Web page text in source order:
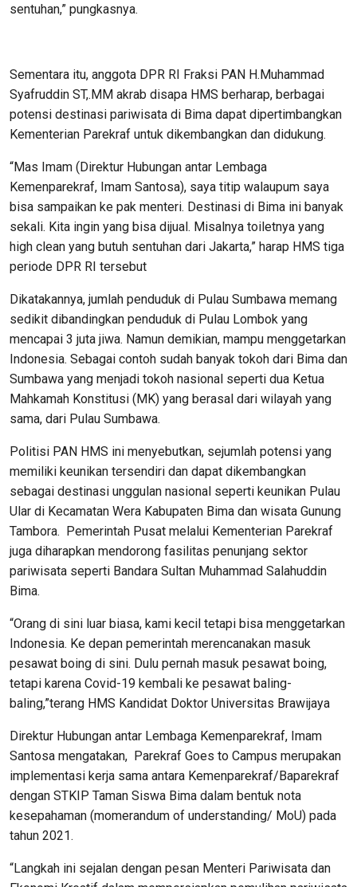
sentuhan,” pungkasnya.
Sementara itu, anggota DPR RI Fraksi PAN H.Muhammad
Syafruddin ST,.MM akrab disapa HMS berharap, berbagai
potensi destinasi pariwisata di Bima dapat dipertimbangkan
Kementerian Parekraf untuk dikembangkan dan didukung.
“Mas Imam (Direktur Hubungan antar Lembaga
Kemenparekraf, Imam Santosa), saya titip walaupum saya
bisa sampaikan ke pak menteri. Destinasi di Bima ini banyak
sekali. Kita ingin yang bisa dijual. Misalnya toiletnya yang
high clean yang butuh sentuhan dari Jakarta,” harap HMS tiga
periode DPR RI tersebut
Dikatakannya, jumlah penduduk di Pulau Sumbawa memang
sedikit dibandingkan penduduk di Pulau Lombok yang
mencapai 3 juta jiwa. Namun demikian, mampu menggetarkan
Indonesia. Sebagai contoh sudah banyak tokoh dari Bima dan
Sumbawa yang menjadi tokoh nasional seperti dua Ketua
Mahkamah Konstitusi (MK) yang berasal dari wilayah yang
sama, dari Pulau Sumbawa.
Politisi PAN HMS ini menyebutkan, sejumlah potensi yang
memiliki keunikan tersendiri dan dapat dikembangkan
sebagai destinasi unggulan nasional seperti keunikan Pulau
Ular di Kecamatan Wera Kabupaten Bima dan wisata Gunung
Tambora. Pemerintah Pusat melalui Kementerian Parekraf
juga diharapkan mendorong fasilitas penunjang sektor
pariwisata seperti Bandara Sultan Muhammad Salahuddin
Bima.
“Orang di sini luar biasa, kami kecil tetapi bisa menggetarkan
Indonesia. Ke depan pemerintah merencanakan masuk
pesawat boing di sini. Dulu pernah masuk pesawat boing,
tetapi karena Covid-19 kembali ke pesawat baling-
baling,”terang HMS Kandidat Doktor Universitas Brawijaya
Direktur Hubungan antar Lembaga Kemenparekraf, Imam
Santosa mengatakan, Parekraf Goes to Campus merupakan
implementasi kerja sama antara Kemenparekraf/Baparekraf
dengan STKIP Taman Siswa Bima dalam bentuk nota
kesepahaman (momerandum of understanding/ MoU) pada
tahun 2021.
“Langkah ini sejalan dengan pesan Menteri Pariwisata dan